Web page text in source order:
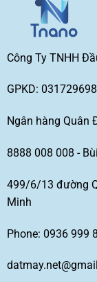
Công Ty TNHH
GPKD:
Ngân hàng Quân
8888 008 008 -
499/6/13 đường
Minh
Phone: 0936 999